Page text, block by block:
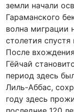
земли начали
Гараманского
волна миграции
столетия
После
Гёйчай
период здесь
Лиль-Аббас,
году здесь